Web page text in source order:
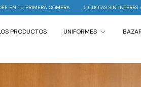
6 CUOTAS SIN INTERÉS +80.000 ARS ENVÍO GRATIS
PRODUCTOS UNIFORMES